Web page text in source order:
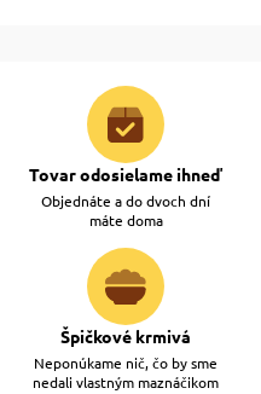
Tovar odosielame ihneď
Objednáte a do dvoch dní
máte doma
Špičkové krmivá
Neponúkame nič, čo by sme
nedali vlastným maznáčikom